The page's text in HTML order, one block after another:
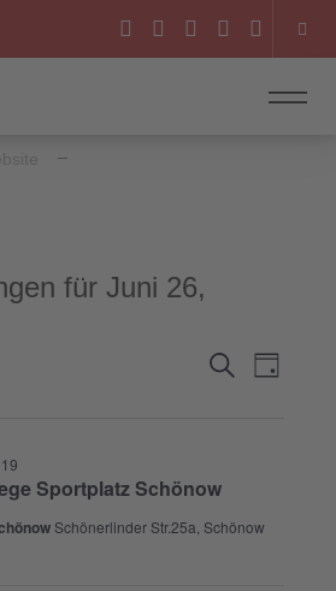
für Juni 26,
Ansichten,
Navigation
Suche
Tag
Sportplatz Schönow
Schönerlinder Str.25a, Schönow